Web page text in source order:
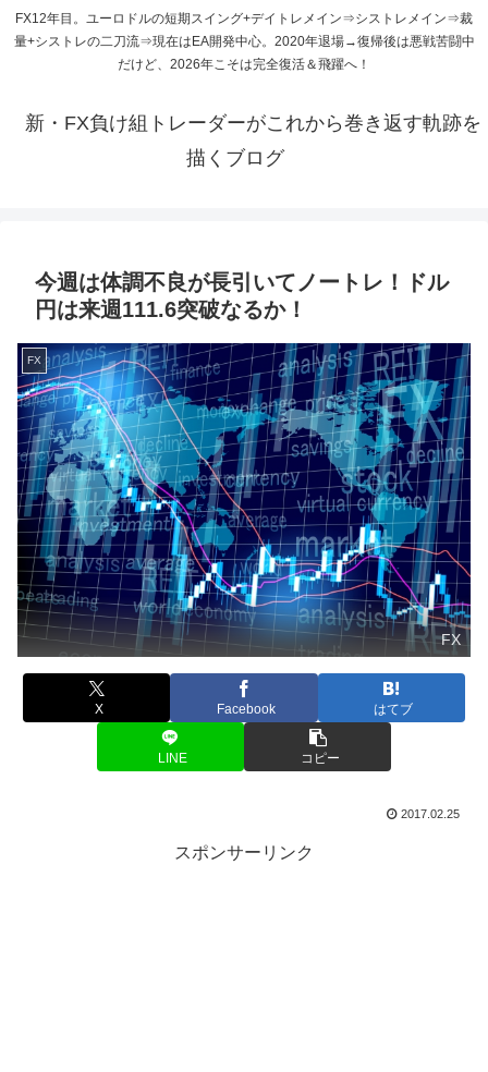
FX12年目。ユーロドルの短期スイング+デイトレメイン⇒シストレメイン⇒裁
量+シストレの二刀流⇒現在はEA開発中心。2020年退場→復帰後は悪戦苦闘中
だけど、2026年こそは完全復活＆飛躍へ！
新・FX負け組トレーダーがこれから巻き返す軌跡を
描くブログ
今週は体調不良が長引いてノートレ！ドル
円は来週111.6突破なるか！
FX
FX
X Facebook はてブ
LINE コピー
2017.02.25
スポンサーリンク